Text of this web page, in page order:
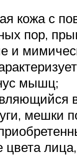
кожа с
пор,
и
мышц;
мешки
цвета